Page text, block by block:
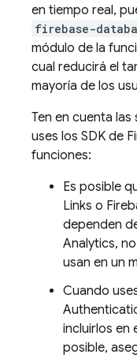
en tiempo real,
firebase-
módulo de la
cual reducirá el
mayoría de los
Ten en cuenta
uses los SDK de
funciones:
Es posible
Links o
dependen
Analytics,
usan en un
Cuando
incluirlos en
posible,